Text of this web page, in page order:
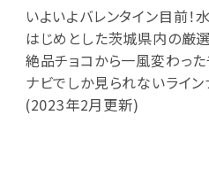
いよいよバレンタイン目前！
はじめとした茨城県内の厳
絶品チョコから一風変わった
ナビでしか見られないライ
(2023年2月更新)